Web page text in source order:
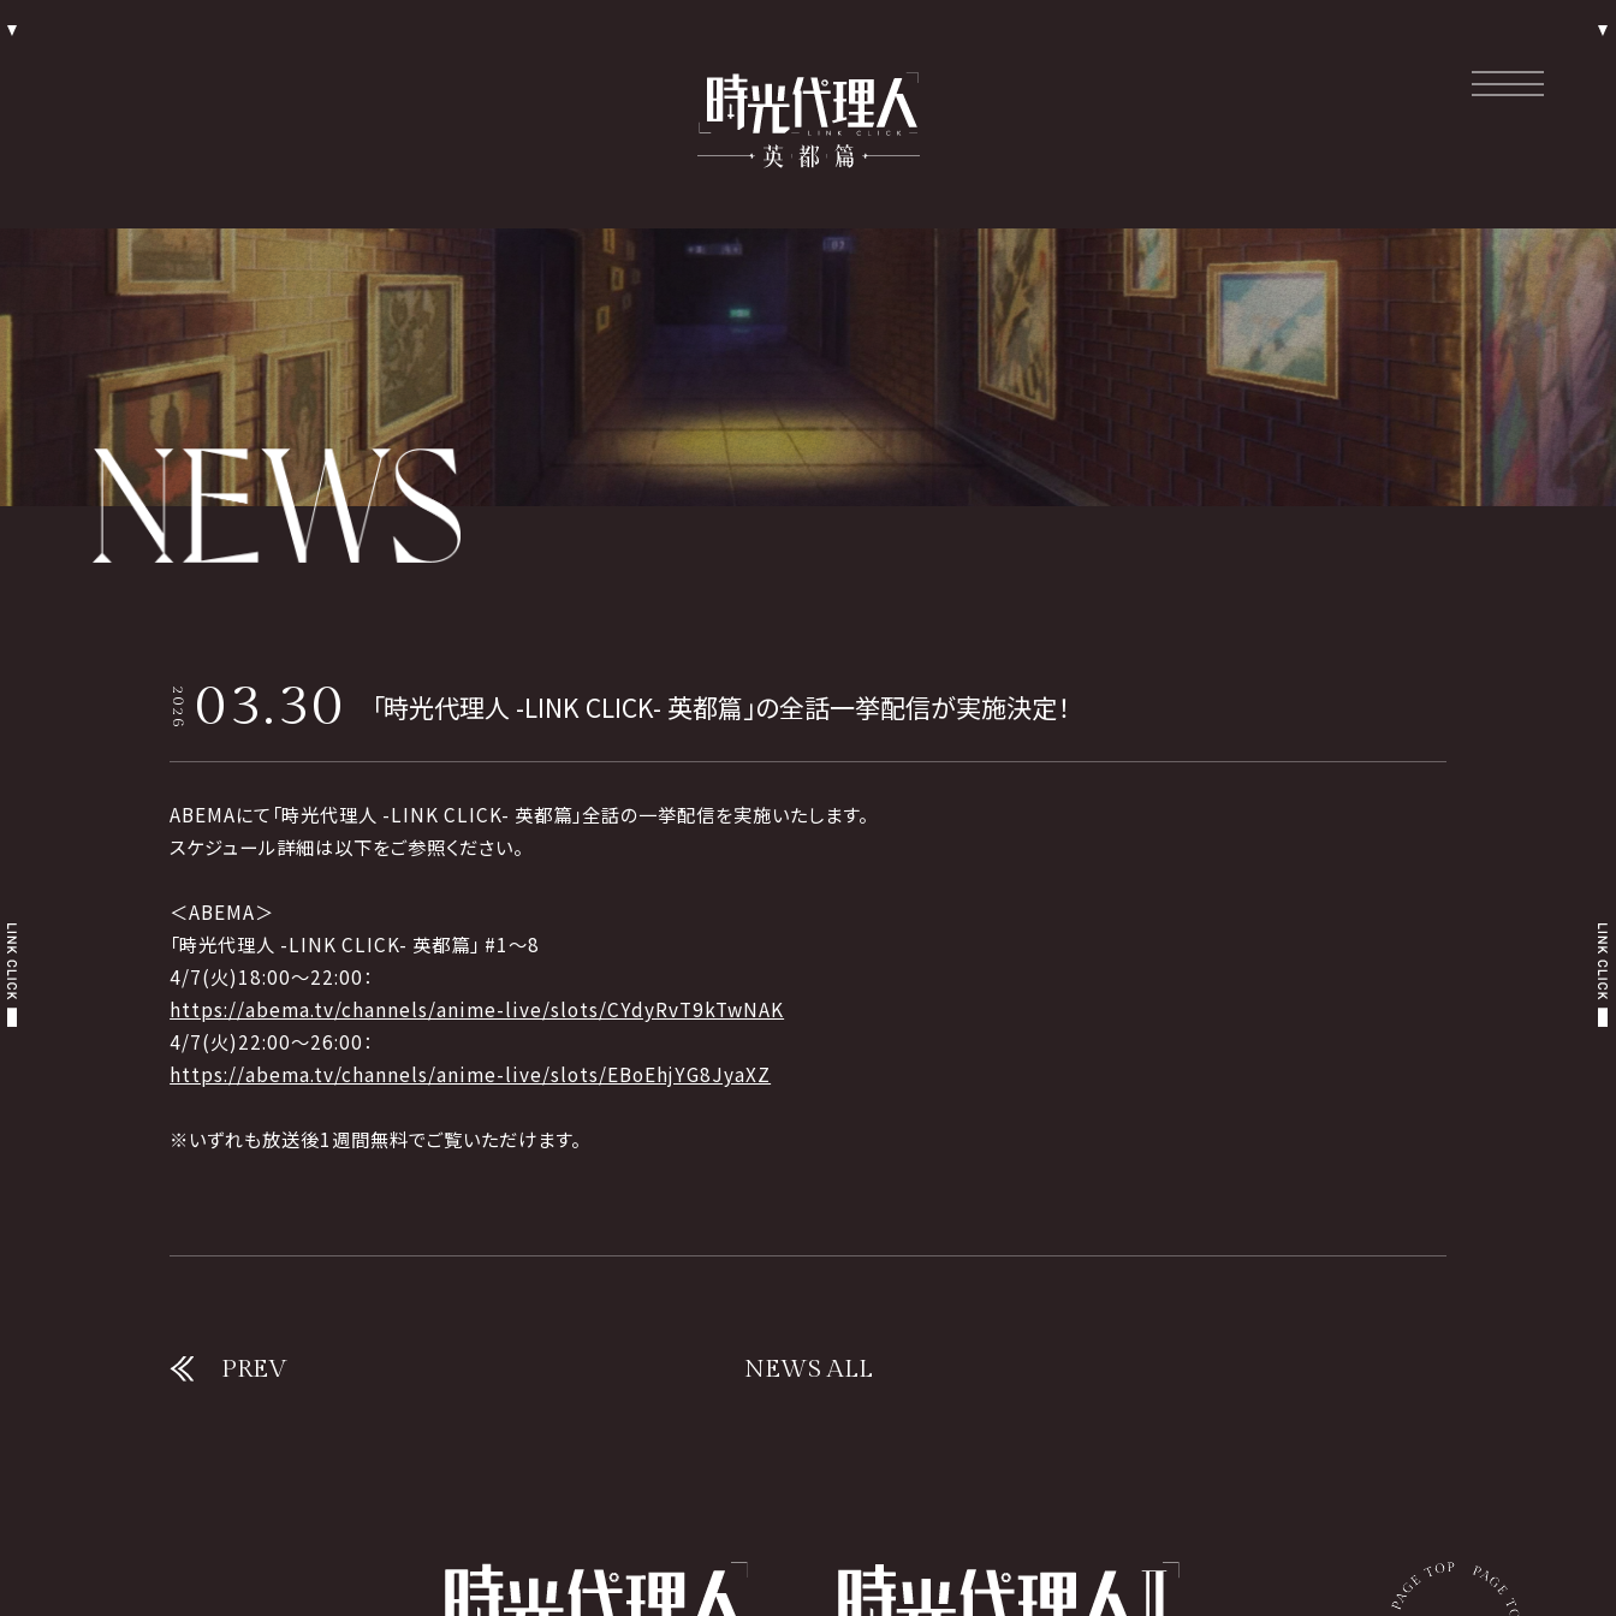
2026 03.30 「時光代理人 -LINK CLICK- 英都篇」の全話一挙配信が実施決定！
ABEMAにて「時光代理人 -LINK CLICK- 英都篇」全話の一挙配信を実施いたします。
スケジュール詳細は以下をご参照ください。
＜ABEMA＞
「時光代理人 -LINK CLICK- 英都篇」 #1～8
4/7(火)18:00～22:00：
https://abema.tv/channels/anime-live/slots/CYdyRvT9kTwNAK
4/7(火)22:00～26:00：
https://abema.tv/channels/anime-live/slots/EBoEhjYG8JyaXZ
※いずれも放送後1週間無料でご覧いただけます。
NEWS ALL
PREV